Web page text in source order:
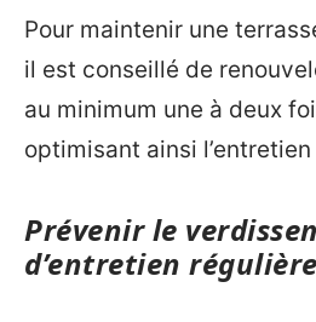
Pour maintenir une
il est conseillé de
au minimum une à deux
optimisant ainsi
Prévenir le
d’entretien